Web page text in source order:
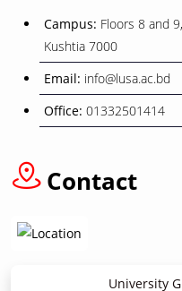
December
26
November
ওরিয়েন্টেশন
12 বাংলা নববর্ষ
Campus: Floors 8 and
Kushtia 7000
Email: info@lusa.ac.bd
Office: 01332501414
Contact
University